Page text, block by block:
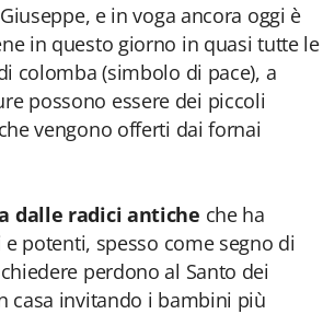
e in voga ancora oggi è
in questo giorno in quasi tutte le
colomba (simbolo di pace), a
possono essere dei piccoli
vengono offerti dai fornai
dalle radici antiche che ha
potenti, spesso come segno di
perdono al Santo dei
casa invitando i bambini più